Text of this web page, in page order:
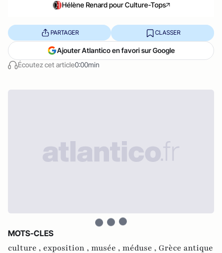
Hélène Renard pour Culture-Tops
Écoutez cet article0:00min
PARTAGER CLASSER
Ajouter Atlantico en favori sur Google
MOTS-CLES
culture , exposition , musée , méduse , Grèce antique